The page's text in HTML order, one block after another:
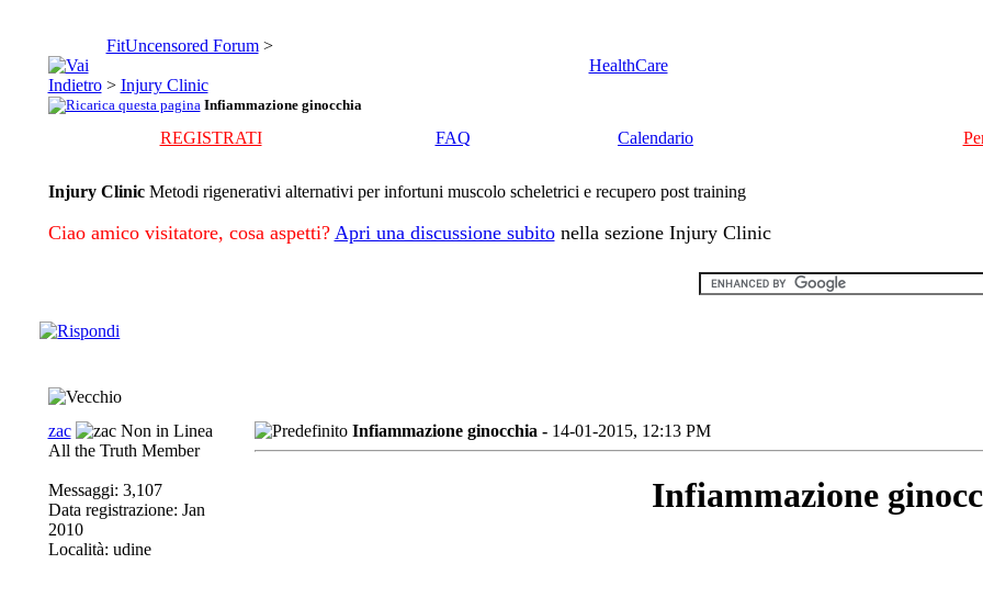
FitUncensored Forum >
HealthCare
> Injury Clinic
Infiammazione ginocchia
REGISTRATI FAQ Calendario
Injury Clinic Metodi rigenerativi alternativi per infortuni muscolo scheletrici e recupero post training
Ciao amico visitatore, cosa aspetti? Apri una discussione subitonella sezione Injury Clinic
zac
All the Truth Member
Messaggi: 3,107
Data registrazione: Jan
2010
Località: udine
Infiammazione ginocchia - 14-01-2015, 12:13 PM
Infiammazione